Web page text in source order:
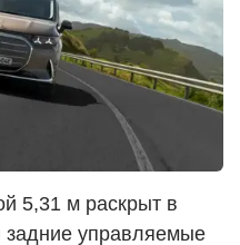
5,31 м раскрыт в
задние управляемые